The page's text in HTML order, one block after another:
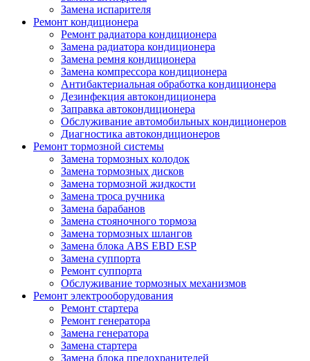
Замена испарителя
Ремонт кондиционера
Ремонт радиатора кондиционера
Замена радиатора кондиционера
Замена ремня кондиционера
Замена компрессора кондиционера
Антибактериальная обработка кондиционера
Дезинфекция автокондиционера
Заправка автокондиционера
Обслуживание автомобильных кондиционеров
Диагностика автокондиционеров
Ремонт тормозной системы
Замена тормозных колодок
Замена тормозных дисков
Замена тормозной жидкости
Замена троса ручника
Замена барабанов
Замена стояночного тормоза
Замена тормозных шлангов
Замена блока ABS EBD ESP
Замена суппорта
Ремонт суппорта
Обслуживание тормозных механизмов
Ремонт электрооборудования
Ремонт стартера
Ремонт генератора
Замена генератора
Замена стартера
Замена блока предохранителей